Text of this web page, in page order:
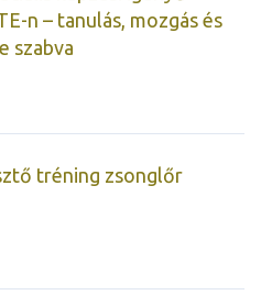
n – tanulás, mozgás és
szabva
tréning zsonglőr